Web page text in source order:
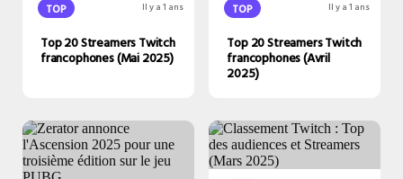
TOP Il y a 1 ans
Top 20 Streamers Twitch
francophones (Mai 2025)
TOP Il y a 1 ans
Top 20 Streamers Twitch
francophones (Avril
2025)